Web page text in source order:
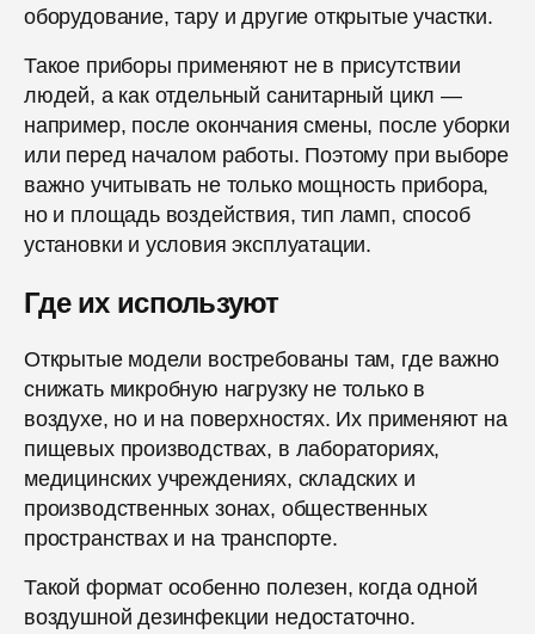
оборудование, тару и другие открытые участки.
Такое приборы применяют не в присутствии
людей, а как отдельный санитарный цикл —
например, после окончания смены, после уборки
или перед началом работы. Поэтому при выборе
важно учитывать не только мощность прибора,
но и площадь воздействия, тип ламп, способ
установки и условия эксплуатации.
Где их используют
Открытые модели востребованы там, где важно
снижать микробную нагрузку не только в
воздухе, но и на поверхностях. Их применяют на
пищевых производствах, в лабораториях,
медицинских учреждениях, складских и
производственных зонах, общественных
пространствах и на транспорте.
Такой формат особенно полезен, когда одной
воздушной дезинфекции недостаточно.